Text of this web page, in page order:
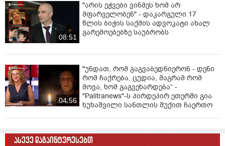
08:51
"არის ეჭვები ვინმეს ხომ არ
მფარველობენ" - დაკარგული 17
წლის ბიჭის საქმის ადვოკატი ახალ
გარემოებებზე საუბრობს
04:56
"უნდათ, რომ გაგვაბედნიერონ - დენი
რომ ჩაქრება, ცუდია, მაგრამ რომ
მოვა, ხომ გაგვეხარდება“ -
"Palitranews"-ს პირდეპირ ეთერში გია
ხუხაშვილი სანთლის შუქით ჩაერთო
ასევე დაგაინტერესებთ